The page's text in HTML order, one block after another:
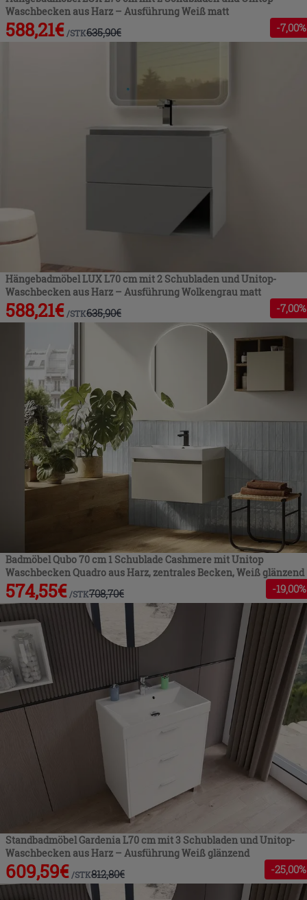
Waschbecken aus Harz – Ausführung Weiß matt
588,21€ /STK635,90€ -7,00%
Hängebadmöbel LUX L70 cm mit 2 Schubladen und Unitop-
Waschbecken aus Harz – Ausführung Wolkengrau matt
588,21€ /STK635,90€ -7,00%
Badmöbel Qubo 70 cm 1 Schublade Cashmere mit Unitop
Waschbecken Quadro aus Harz, zentrales Becken, Weiß glänzend
574,55€ /STK708,70€ -19,00%
Standbadmöbel Gardenia L70 cm mit 3 Schubladen und Unitop-
Waschbecken aus Harz – Ausführung Weiß glänzend
609,59€ /STK812,80€ -25,00%